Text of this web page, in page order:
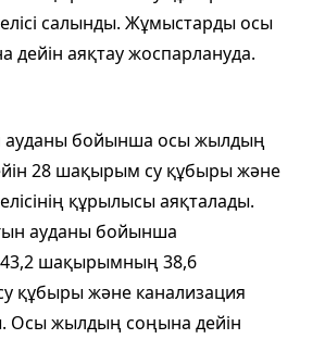
салынды. Жұмыстарды осы
аяқтау жоспарлануда.
бойынша осы жылдың
28 шақырым су құбыры және
құрылысы аяқталады.
ауданы бойынша
шақырымның 38,6
құбыры және канализация
Осы жылдың соңына дейін